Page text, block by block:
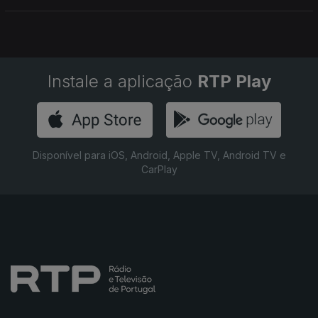
Instale a aplicação RTP Play
Disponível para iOS, Android, Apple TV, Android TV e
CarPlay